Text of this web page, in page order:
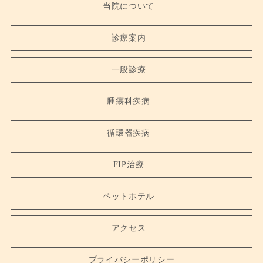
当院について
診療案内
一般診療
腫瘍科疾病
循環器疾病
FIP治療
ペットホテル
アクセス
プライバシーポリシー